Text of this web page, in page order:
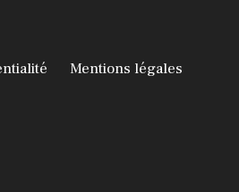
Mentions légales